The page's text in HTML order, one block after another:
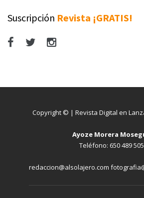
Suscripción Revista ¡GRATIS!
Copyright © | Revista Digital en
Ayoze Morera
Teléfono: 650 489 505
redaccion@alsolajero.com